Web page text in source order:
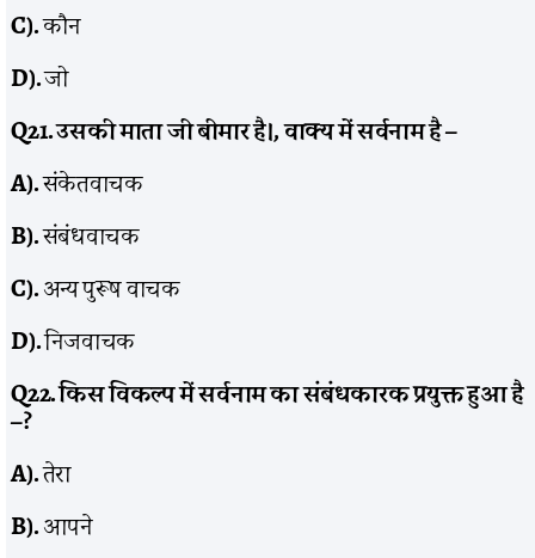
C).कौन
D).जो
Q21.उसकी माता जी बीमार है।,वाक्य में सर्वनाम है –
A).संकेतवाचक
B).संबंधवाचक
C).अन्य पुरूष वाचक
D).निजवाचक
Q22.किस विकल्प में सर्वनाम का संबंधकारक प्रयुक्त हुआ है
–?
A).तेरा
B).आपने